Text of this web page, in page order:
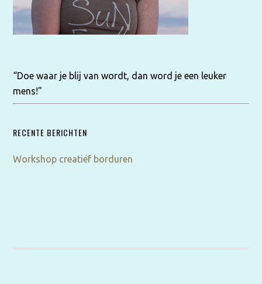
“Doe waar je blij van wordt, dan word je een leuker
mens!"
RECENTE BERICHTEN
Workshop creatief borduren